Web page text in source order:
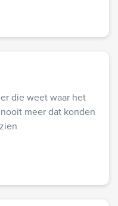
die weet waar het
meer dat konden